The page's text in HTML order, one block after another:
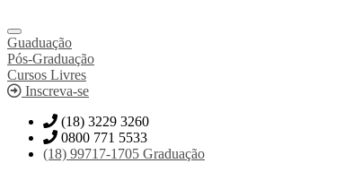
Guaduação
Pós-Graduação
Cursos Livres
Inscreva-se
(18) 3229 3260
0800 771 5533
(18) 99717-1705 Graduação